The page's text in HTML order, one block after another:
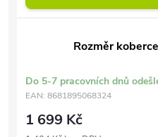
Rozměr
Do 5-7 pracovních dnů
EAN: 8681895068324
1 699 Kč